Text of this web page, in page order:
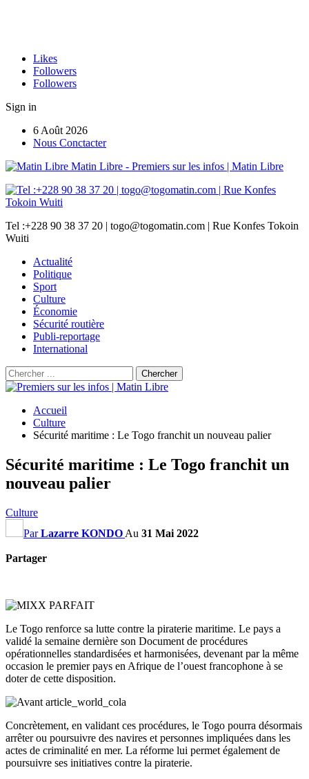
Likes
Followers
Followers
Sign in
6 Août 2026
Nous Conctacter
Matin Libre - Premiers sur les infos | Matin Libre
Tel :+228 90 38 37 20 | togo@togomatin.com | Rue Konfes Tokoin
Wuiti
Actualité
Politique
Sport
Culture
Économie
Sécurité routière
Publi-reportage
International
Accueil
Culture
Sécurité maritime : Le Togo franchit un nouveau palier
Sécurité maritime : Le Togo franchit un
nouveau palier
Culture
ParLazarre KONDO Au 31 Mai 2022
Partager
Le Togo renforce sa lutte contre la piraterie maritime. Le pays a
validé la semaine dernière son Document de procédures
opérationnelles standardisées et harmonisées, devenant par la même
occasion le premier pays en Afrique de l’ouest francophone à se
doter de cette disposition.
Concrètement, en validant ces procédures, le Togo pourra désormais
arrêter ou poursuivre des navires et personnes impliquées dans les
actes de criminalité en mer. La réforme lui permet également de
poursuivre ses initiatives contre la piraterie.